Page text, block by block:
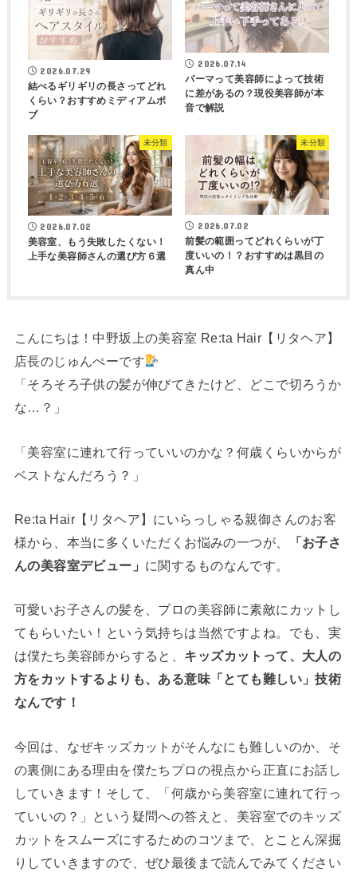
2026.07.29
結べるギリギリの長さってどれ
くらい？おすすめミディアムボ
ブ
2026.07.14
パーマって美容師によって技術
に差があるの？現役美容師が本
音で解説
未分類
2026.07.02
美容室、もう失敗したくない！
上手な美容師さんの選び方６選
未分類
2026.07.02
前髪の範囲ってどれくらいが丁
度いいの！？おすすめは黒目の
真ん中
こんにちは！中野坂上の美容室 Re:ta Hair【リタヘア】
店長のじゅんぺーです
「そろそろ子供の髪が伸びてきたけど、どこで切ろうか
な…？」
「美容室に連れて行っていいのかな？何歳くらいからが
ベストなんだろう？」
Re:ta Hair【リタヘア】にいらっしゃる親御さんのお客
様から、本当に多くいただくお悩みの一つが、
「お子さ
んの美容室デビュー」 に関するものなんです。
可愛いお子さんの髪を、プロの美容師に素敵にカットし
てもらいたい！という気持ちは当然ですよね。でも、実
は僕たち美容師からすると、 キッズカットって、大人の
方をカットするよりも、ある意味「とても難しい」技術
なんです！
今回は、なぜキッズカットがそんなにも難しいのか、そ
の裏側にある理由を僕たちプロの視点から正直にお話し
していきます！そして、「何歳から美容室に連れて行っ
ていいの？」という疑問への答えと、美容室でのキッズ
カットをスムーズにするためのコツまで、とことん深掘
りしていきますので、ぜひ最後まで読んでみてください